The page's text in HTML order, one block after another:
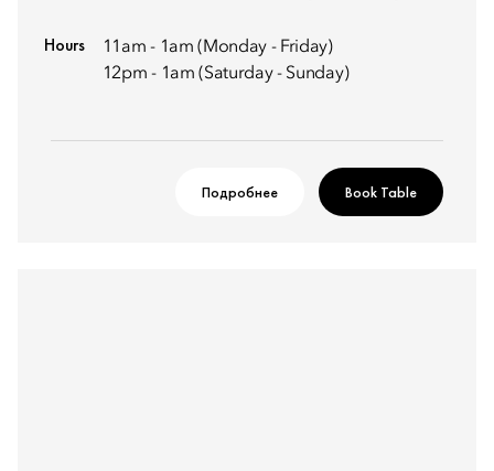
Hours
11am - 1am (Monday - Friday)
12pm - 1am (Saturday - Sunday)
Подробнее Book Table